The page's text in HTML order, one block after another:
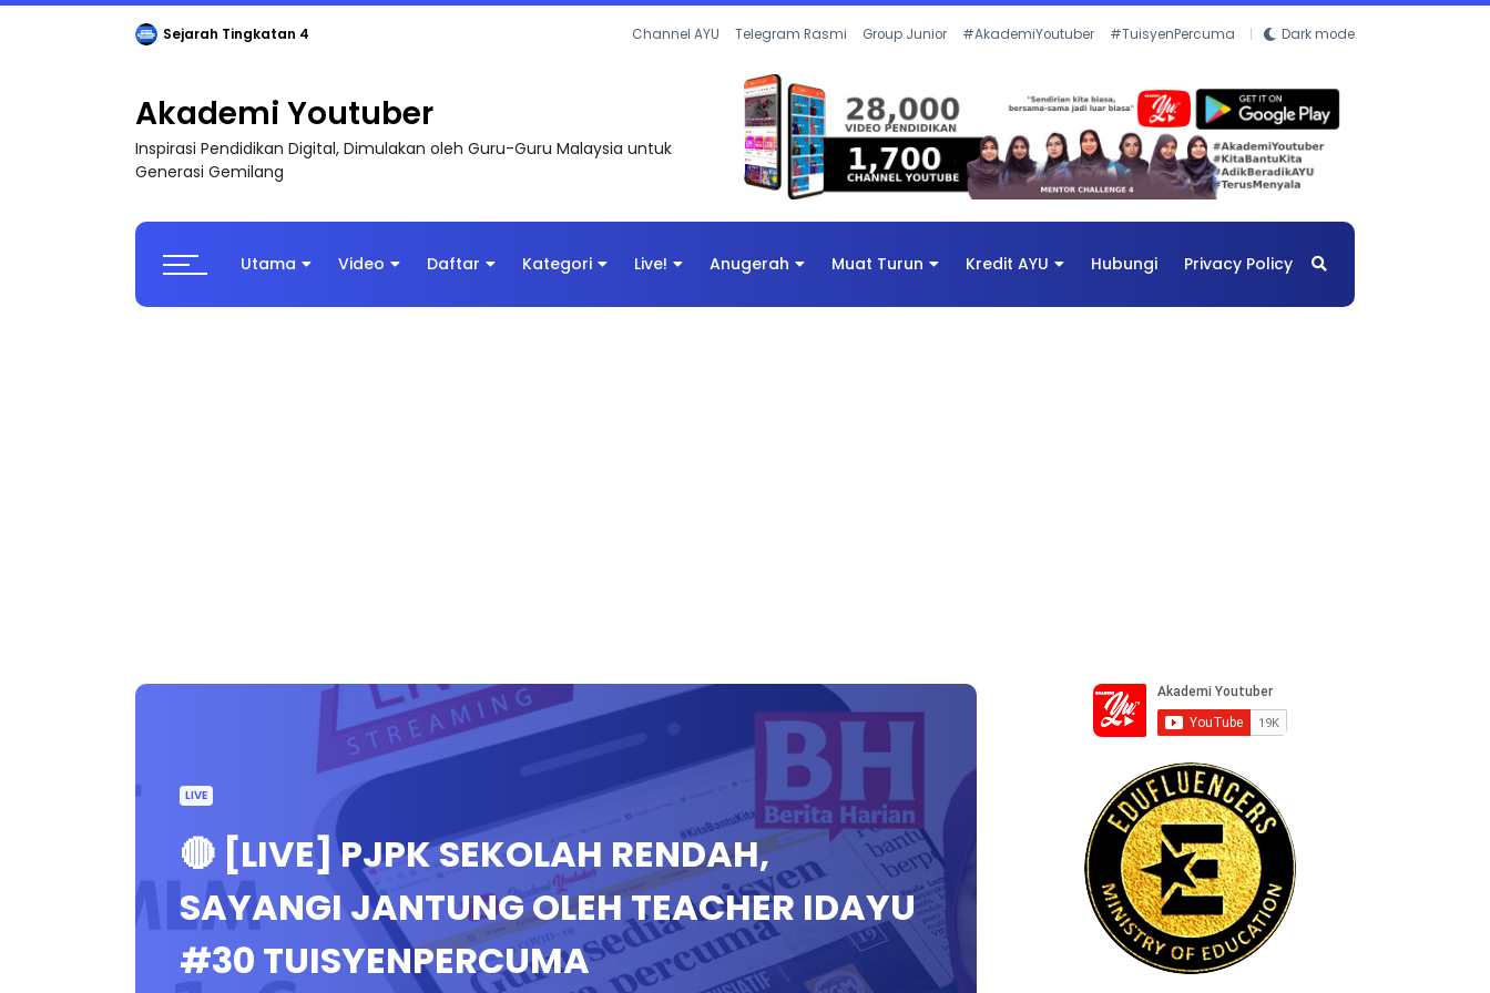
Sejarah Tingkatan 4 Channel AYU Telegram Rasmi Group Junior #AkademiYoutuber #TuisyenPercuma Dark mode
Akademi Youtuber
Inspirasi Pendidikan Digital, Dimulakan oleh Guru-Guru Malaysia untuk
Generasi Gemilang
Utama Video Daftar Kategori Live! Anugerah Muat Turun Kredit AYU Hubungi Privacy Policy
LIVE
🔴 [LIVE] PJPK SEKOLAH RENDAH,
SAYANGI JANTUNG OLEH TEACHER IDAYU
#30 TUISYENPERCUMA